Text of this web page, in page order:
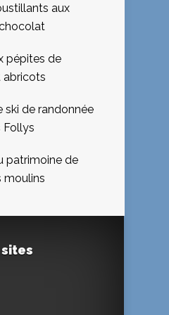
aux
pépites de
ski de randonnée
Follys
patrimoine de
moulins